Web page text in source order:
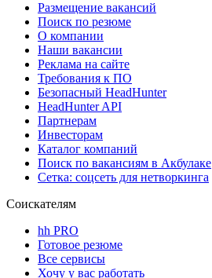
Размещение вакансий
Поиск по резюме
О компании
Наши вакансии
Реклама на сайте
Требования к ПО
Безопасный HeadHunter
HeadHunter API
Партнерам
Инвесторам
Каталог компаний
Поиск по вакансиям в Акбулаке
Сетка: соцсеть для нетворкинга
Соискателям
hh PRO
Готовое резюме
Все сервисы
Хочу у вас работать